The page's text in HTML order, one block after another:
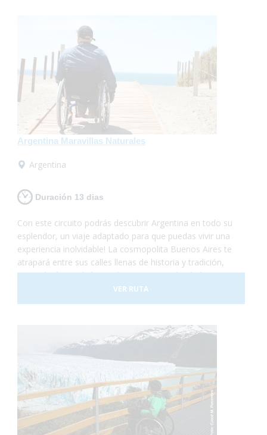
Argentina Maravillas Naturales
Argentina
Duración 13 dias
Con este circuito podrás descubrir Argentina en todo su
esplendor, un viaje adaptado para que puedas vivir una
experiencia inolvidable! La cosmopolita Buenos Aires te
atrapará entre sus calles llenas de historia y tradición,
te quedarás con la boca abierta contemplando la
imponencia del Glaciar Perito Moreno, te emocionarás
al sentir la presencia de las ballenas a tu alrededor y
del Iguazú... Te animas? Turismo accesible con todas
VER RUTA